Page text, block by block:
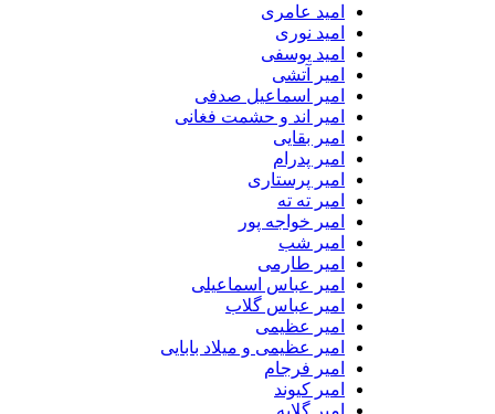
امید عامری
امید نوری
امید یوسفی
امیر آتشی
امیر اسماعیل صدفی
امیر اند و حشمت فغانی
امیر بقایی
امیر پدرام
امیر پرستاری
امیر ته ته
امیر خواجه پور
امیر شب
امیر طارمی
امیر عباس اسماعیلی
امیر عباس گلاب
امیر عظیمی
امیر عظیمی و میلاد بابایی
امیر فرجام
امیر کیوند